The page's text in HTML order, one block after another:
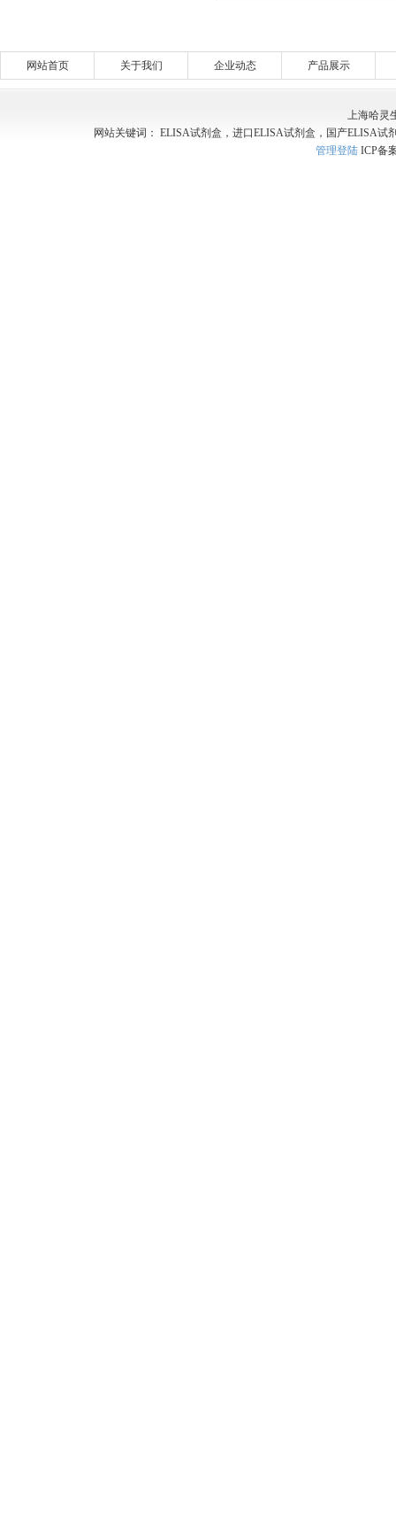
网站首页 关于我们 企业动态 产品展示
上海哈灵
网站关键词： ELISA试剂盒，进口ELISA试剂盒，国产ELISA
管理登陆 ICP备